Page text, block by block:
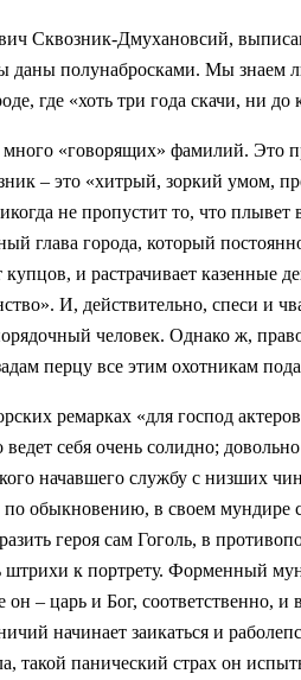
Сквозник-Дмухановсий,
даны полунабросками. Мы знаем
где «хоть три года скачи, ни
«говорящих» фамилий. Это
– это «хитрый, зоркий умом,
не пропустит то, что
глава города, который
и растрачивает казенные
И, действительно, спеси и
человек. Однако ж,
перцу все этим охотникам
ремарках «для господ
себя очень солидно;
начавшего службу с низших
обыкновению, в своем мундире
героя сам Гоголь, в
штрихи к портрету. Форменный
он – царь и Бог, соответственно,
начинает заикаться и
такой панический страх он